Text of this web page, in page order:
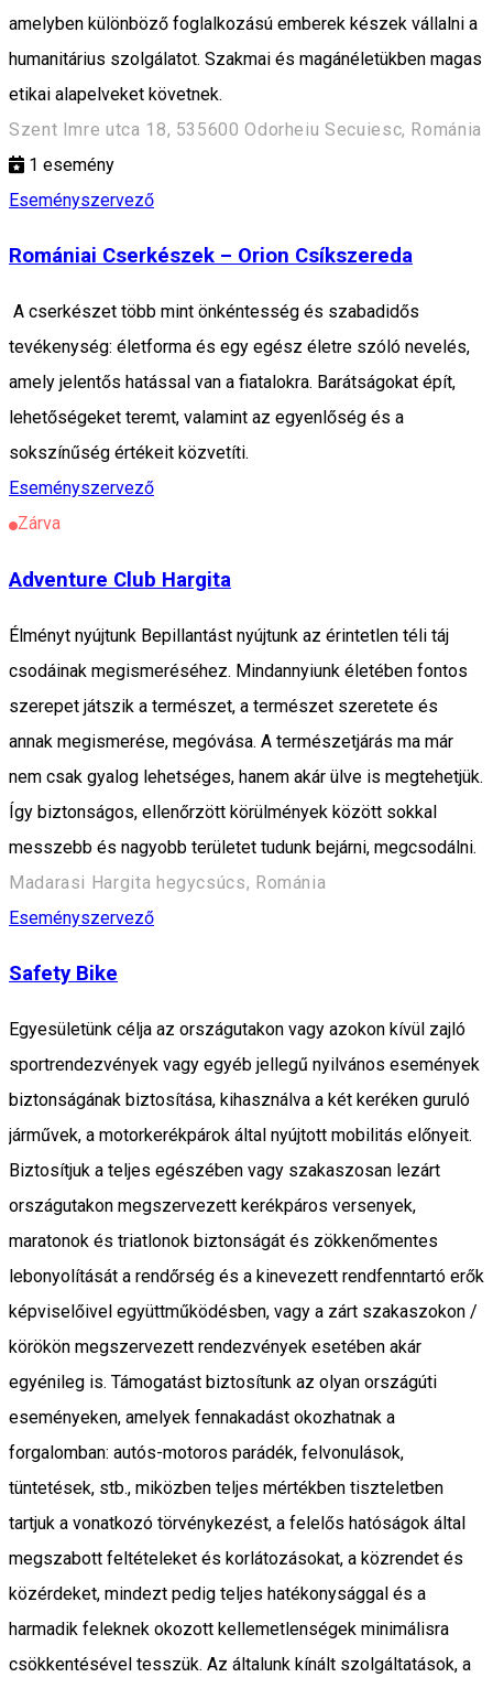
amelyben különböző foglalkozású emberek készek vállalni a
humanitárius szolgálatot. Szakmai és magánéletükben magas
etikai alapelveket követnek.
Szent Imre utca 18, 535600 Odorheiu Secuiesc, Románia
1 esemény
Eseményszervező
Romániai Cserkészek – Orion Csíkszereda
A cserkészet több mint önkéntesség és szabadidős
tevékenység: életforma és egy egész életre szóló nevelés,
amely jelentős hatással van a fiatalokra. Barátságokat épít,
lehetőségeket teremt, valamint az egyenlőség és a
sokszínűség értékeit közvetíti.
Eseményszervező
Zárva
Adventure Club Hargita
Élményt nyújtunk Bepillantást nyújtunk az érintetlen téli táj
csodáinak megismeréséhez. Mindannyiunk életében fontos
szerepet játszik a természet, a természet szeretete és
annak megismerése, megóvása. A természetjárás ma már
nem csak gyalog lehetséges, hanem akár ülve is megtehetjük.
Így biztonságos, ellenőrzött körülmények között sokkal
messzebb és nagyobb területet tudunk bejárni, megcsodálni.
Madarasi Hargita hegycsúcs, Románia
Eseményszervező
Safety Bike
Egyesületünk célja az országutakon vagy azokon kívül zajló
sportrendezvények vagy egyéb jellegű nyilvános események
biztonságának biztosítása, kihasználva a két keréken guruló
járművek, a motorkerékpárok által nyújtott mobilitás előnyeit.
Biztosítjuk a teljes egészében vagy szakaszosan lezárt
országutakon megszervezett kerékpáros versenyek,
maratonok és triatlonok biztonságát és zökkenőmentes
lebonyolítását a rendőrség és a kinevezett rendfenntartó erők
képviselőivel együttműködésben, vagy a zárt szakaszokon /
körökön megszervezett rendezvények esetében akár
egyénileg is. Támogatást biztosítunk az olyan országúti
eseményeken, amelyek fennakadást okozhatnak a
forgalomban: autós-motoros parádék, felvonulások,
tüntetések, stb., miközben teljes mértékben tiszteletben
tartjuk a vonatkozó törvénykezést, a felelős hatóságok által
megszabott feltételeket és korlátozásokat, a közrendet és
közérdeket, mindezt pedig teljes hatékonysággal és a
harmadik feleknek okozott kellemetlenségek minimálisra
csökkentésével tesszük. Az általunk kínált szolgáltatások, a